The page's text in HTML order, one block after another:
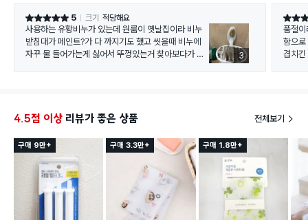
별점 5점 5 크기 적당해요
사용하는 유황비누가 있는데 원룸이 옛날집이라 비누
받침대가 페인트?가 다 까지기도 했고 씻을때 비누에
자꾸 물 들어가는게 싫어서 뚜껑있는거 찾아보다가 귀
3
별점 5
품절이
함으
겹치
4.5점 이상 리뷰가 좋은 상품 전체보기
구매 9만+ 구매 3.3만+ 구매 1.8만+